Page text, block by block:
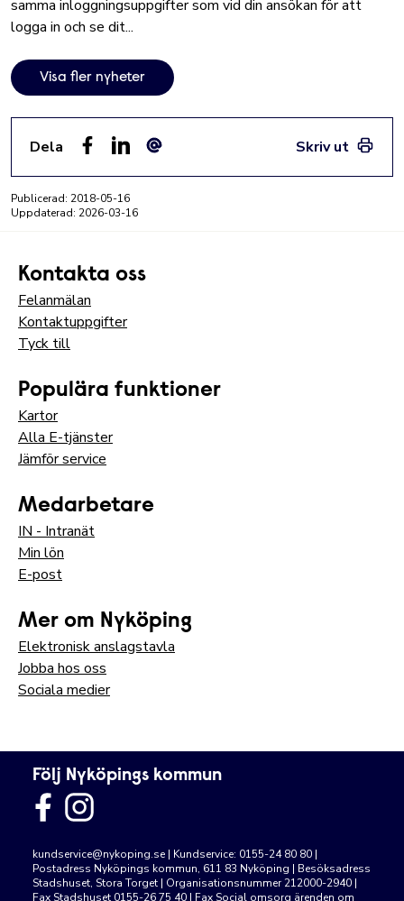
samma inloggningsuppgifter som vid din ansökan för att
logga in och se dit...
Visa fler nyheter
Dela
Skriv ut
Publicerad: 2018-05-16
Uppdaterad: 2026-03-16
Kontakta oss
Felanmälan
Kontaktuppgifter
Tyck till
Populära funktioner
Kartor
Alla E-tjänster
Jämför service
Medarbetare
IN - Intranät
Min lön
E-post
Mer om Nyköping
Elektronisk anslagstavla
Jobba hos oss
Sociala medier
Följ Nyköpings kommun
kundservice@nykoping.se | Kundservice: 0155-24 80 80 |
Postadress Nyköpings kommun, 611 83 Nyköping | Besöksadress
Stadshuset, Stora Torget | Organisationsnummer 212000-2940 |
Fax Stadshuset 0155-26 75 40 | Fax Social omsorg ärenden om